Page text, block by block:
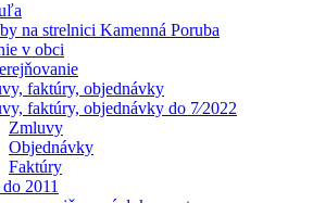
na strelnici Kamenná Poruba
v obci
faktúry, objednávky
faktúry, objednávky do 7⁄2022
Zmluvy
Objednávky
Faktúry
2011